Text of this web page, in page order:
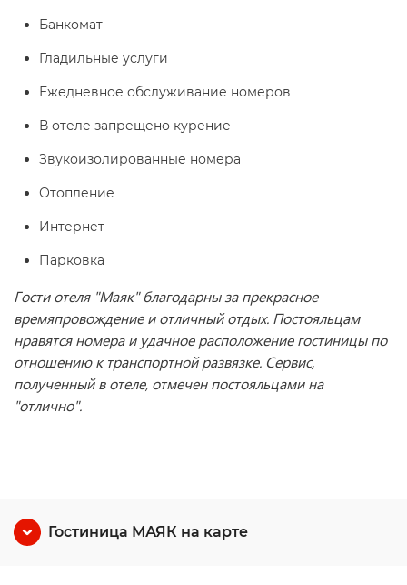
Банкомат
Гладильные услуги
Ежедневное обслуживание номеров
В отеле запрещено курение
Звукоизолированные номера
Отопление
Интернет
Парковка
Гости отеля "Маяк" благодарны за прекрасное
времяпровождение и отличный отдых. Постояльцам
нравятся номера и удачное расположение гостиницы по
отношению к транспортной развязке. Сервис,
полученный в отеле, отмечен постояльцами на
"отлично".
Гостиница МАЯК на карте